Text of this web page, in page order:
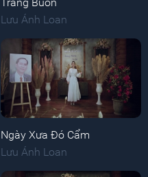
Lưu Ánh Loan
Ngày Xưa Đó Cẩm
Lưu Ánh Loan